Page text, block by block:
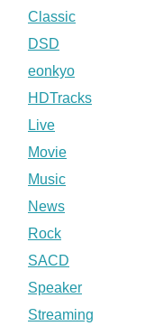
Classic
DSD
eonkyo
HDTracks
Live
Movie
Music
News
Rock
SACD
Speaker
Streaming